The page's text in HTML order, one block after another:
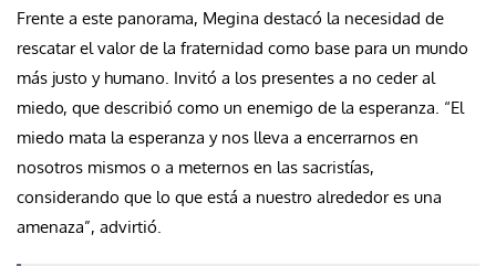
Frente a este panorama, Megina destacó la necesidad de
rescatar el valor de la fraternidad como base para un mundo
más justo y humano. Invitó a los presentes a no ceder al
miedo, que describió como un enemigo de la esperanza. “El
miedo mata la esperanza y nos lleva a encerrarnos en
nosotros mismos o a meternos en las sacristías,
considerando que lo que está a nuestro alrededor es una
amenaza”, advirtió.